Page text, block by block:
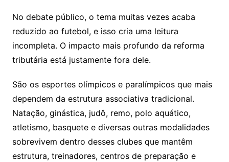
No debate público, o tema muitas vezes acaba
reduzido ao futebol, e isso cria uma leitura
incompleta. O impacto mais profundo da reforma
tributária está justamente fora dele.
São os esportes olímpicos e paralímpicos que mais
dependem da estrutura associativa tradicional.
Natação, ginástica, judô, remo, polo aquático,
atletismo, basquete e diversas outras modalidades
sobrevivem dentro desses clubes que mantêm
estrutura, treinadores, centros de preparação e